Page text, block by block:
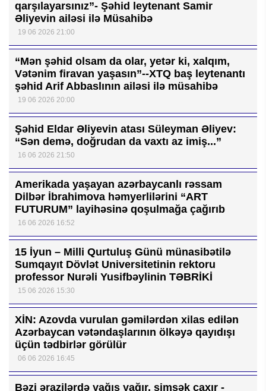
qarşılayarsınız”- Şəhid leytenant Samir
Əliyevin ailəsi ilə Müsahibə
19 06 2026 21:00
“Mən şəhid olsam da olar, yetər ki, xalqım,
Vətənim firavan yaşasın”--XTQ baş leytenantı
şəhid Arif Abbaslının ailəsi ilə müsahibə
19 06 2026 20:00
Şəhid Eldar Əliyevin atası Süleyman Əliyev:
“Sən demə, doğrudan da vaxtı az imiş...”
16 06 2026 21:50
Amerikada yaşayan azərbaycanlı rəssam
Dilbər İbrahimova həmyerlilərini “ART
FUTURUM” layihəsinə qoşulmağa çağırıb
16 06 2026 16:52
15 İyun – Milli Qurtuluş Günü münasibətilə
Sumqayıt Dövlət Universitetinin rektoru
professor Nurəli Yusifbəylinin TƏBRİKİ
15 06 2026 15:30
XİN: Azovda vurulan gəmilərdən xilas edilən
Azərbaycan vətəndaşlarının ölkəyə qayıdışı
üçün tədbirlər görülür
06 06 2026 16:45
Bəzi ərazilərdə yağış yağır, şimşək çaxır -